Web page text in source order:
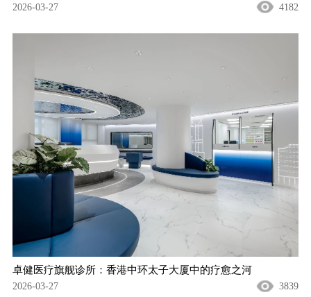
2026-03-27 4182
卓健医疗旗舰诊所：香港中环太子大厦中的疗愈之河
2026-03-27 3839